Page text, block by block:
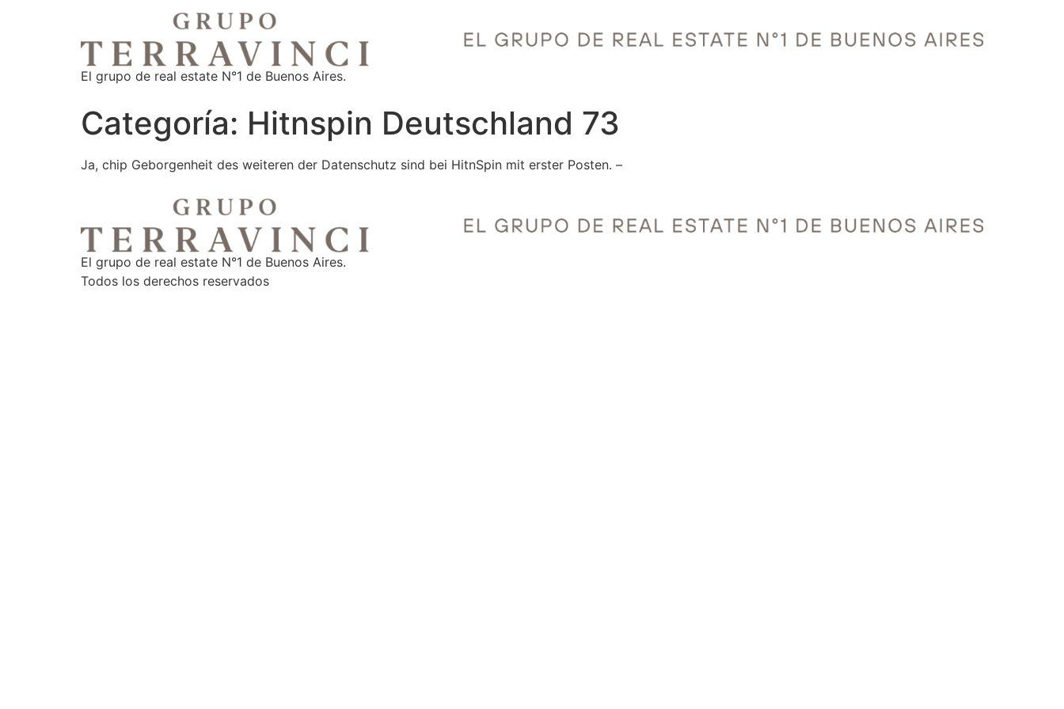
El grupo de real estate N°1 de Buenos Aires.
Categoría: Hitnspin Deutschland 73
Ja, chip Geborgenheit des weiteren der Datenschutz sind bei HitnSpin mit erster Posten. –
El grupo de real estate N°1 de Buenos Aires.
Todos los derechos reservados